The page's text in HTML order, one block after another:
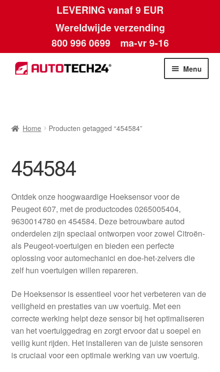
LEVERING vanaf 9 EUR
Wereldwijde verzending
800 996 0699 ma-vr 9-16
Ga
door
Ga
naar
Menu
Betalingen
Contact
Kassa
Klachten
Klachtenprocedure
Levering
Mijn account
Over ons
Home Producten getagged “454584”
454584
Ontdek onze hoogwaardige Hoeksensor voor de
Peugeot 607, met de productcodes 0265005404,
9630014780 en 454584. Deze betrouwbare autod
onderdelen zijn speciaal ontworpen voor zowel Citroën-
als Peugeot-voertuigen en bieden een perfecte
oplossing voor automechanici en doe-het-zelvers die
zelf hun voertuigen willen repareren.
De Hoeksensor is essentieel voor het verbeteren van de
veiligheid en prestaties van uw voertuig. Met een
correcte werking helpt deze sensor bij het optimaliseren
van het voertuiggedrag en zorgt ervoor dat u soepel en
veilig kunt rijden. Het installeren van de juiste sensoren
is cruciaal voor een optimale werking van uw voertuig.